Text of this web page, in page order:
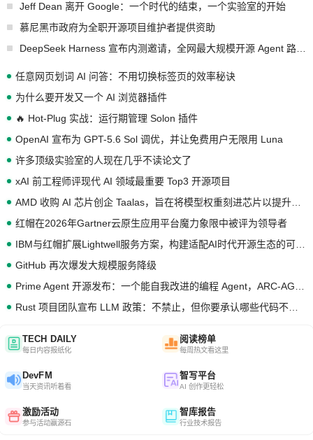
Jeff Dean 离开 Google：一个时代的结束，一个实验室的开始
慕尼黑市政府为全职开源项目维护者提供资助
任意网页划词 AI 问答：不用切换标签页的效率秘诀
为什么要开发又一个 AI 浏览器插件
🔥 Hot-Plug 实战：运行期管理 Solon 插件
OpenAI 宣布为 GPT-5.6 Sol 调优，并让免费用户无限用 Luna
许多顶级实验室的人现在几乎不读论文了
xAI 前工程师评现代 AI 领域最重要 Top3 开源项目
红帽在2026年Gartner云原生应用平台魔力象限中被评为领导者
GitHub 再次爆发大规模服务降级
TECH DAILY
每日内容报纸化
阅读榜单
每周热文看这里
DevFM
当天资讯听着看
智写平台
AI 创作更轻松
激励活动
参与活动赢源石
智库报告
行业技术报告